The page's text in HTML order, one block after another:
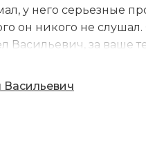
у него серьезные
он никого не
Васильевич, за ваше
что попали на
надежду в моменты,
Васильевич